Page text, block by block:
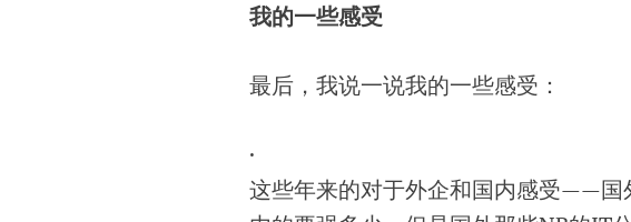
我的一些感受
最后，我说一说我的一些感受：
·
这些年来的对于外企和国内感受——国